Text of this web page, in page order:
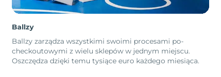
Ballzy
Ballzy zarządza wszystkimi swoimi procesami po-
checkoutowymi z wielu sklepów w jednym miejscu.
Oszczędza dzięki temu tysiące euro każdego miesiąca.